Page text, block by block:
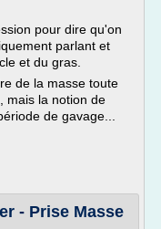
pour dire qu'on
parlant et
et du gras.
de la masse toute
mais la notion de
de gavage...
- Prise Masse